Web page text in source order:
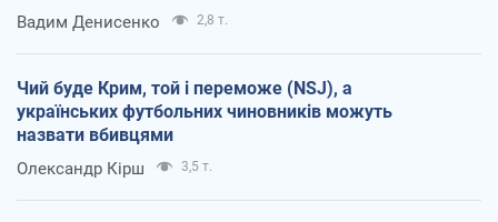
Вадим Денисенко 2,8 т.
Чий буде Крим, той і переможе (NSJ), а
українських футбольних чиновників можуть
назвати вбивцями
Олександр Кірш 3,5 т.